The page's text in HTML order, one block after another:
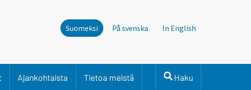
Suomeksi På svenska In English
Ajankohtaista Tietoa meistä Haku